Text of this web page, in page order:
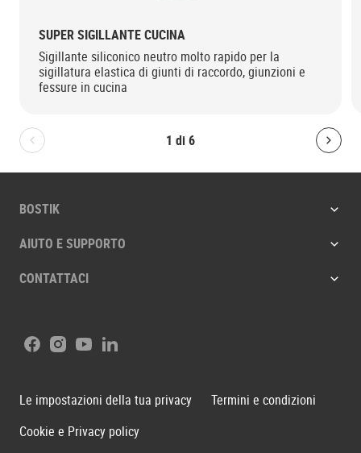
1 di6
Bolton.General.PreviousSlide
SUPER SIGILLANTE CUCINA
Sigillante siliconico neutro molto rapido per la
sigillatura elastica di giunti di raccordo, giunzioni e
fessure in cucina
BOSTIK
AIUTO E SUPPORTO
CONTATTACI
Facebook
Instagram
YoutubeLinkedIn
Le impostazioni della tua privacy
Termini e condizioni
Cookie e Privacy policy